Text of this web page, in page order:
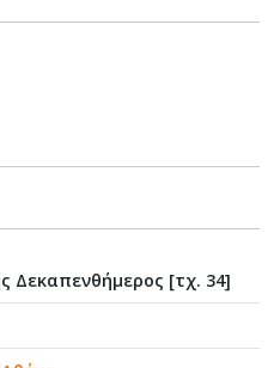
Δεκαπενθήμερος [τχ. 34]